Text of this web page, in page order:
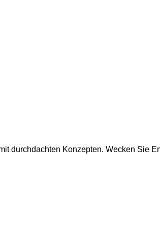
durchdachten Konzepten. Wecken Sie